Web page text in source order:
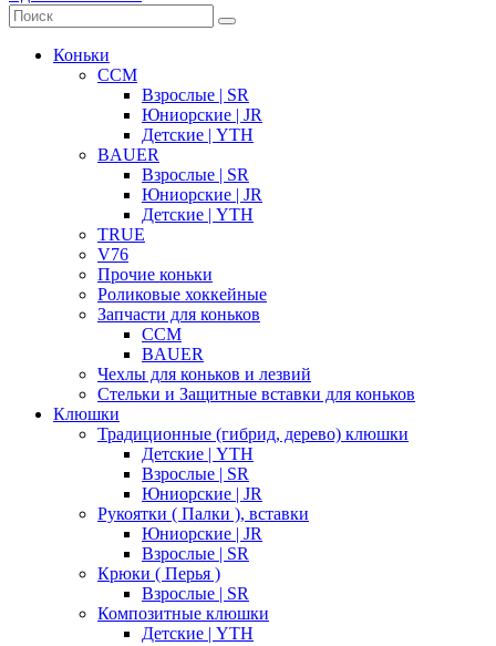
Коньки
CCM
Взрослые | SR
Юниорские | JR
Детские | YTH
BAUER
Взрослые | SR
Юниорские | JR
Детские | YTH
TRUE
V76
Прочие коньки
Роликовые хоккейные
Запчасти для коньков
CCM
BAUER
Чехлы для коньков и лезвий
Стельки и Защитные вставки для коньков
Клюшки
Традиционные (гибрид, дерево) клюшки
Детские | YTH
Взрослые | SR
Юниорские | JR
Рукоятки ( Палки ), вставки
Юниорские | JR
Взрослые | SR
Крюки ( Перья )
Взрослые | SR
Композитные клюшки
Детские | YTH